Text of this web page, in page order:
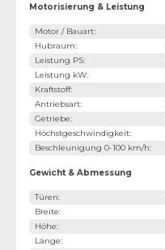
Motorisierung & Leistung
Motor / Bauart:
Hubraum:
Leistung PS:
Leistung kW:
Kraftstoff:
Antriebsart:
Getriebe:
Höchstgeschwindigkeit:
Beschleunigung 0-100 km/h:
Gewicht & Abmessung
Türen:
Breite:
Höhe:
Länge: